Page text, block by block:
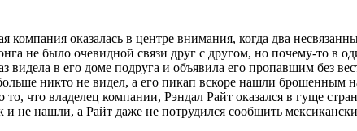
оказалась в центре внимания, когда два
не было очевидной связи друг с другом, но почему-то в
в его доме подруга и объявила его пропавшим без
никто не видел, а его пикап вскоре нашли брошенным
что владелец компании, Рэндал Райт оказался в гуще
и не нашли, а Райт даже не потрудился сообщить